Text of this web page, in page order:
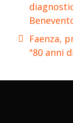
Faenza,
"80 anni